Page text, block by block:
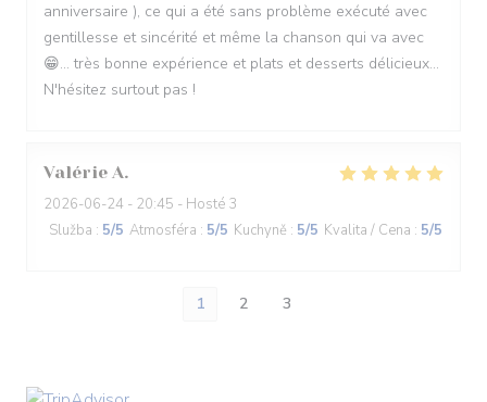
anniversaire ), ce qui a été sans problème exécuté avec
gentillesse et sincérité et même la chanson qui va avec
😁... très bonne expérience et plats et desserts délicieux...
N'hésitez surtout pas !
Valérie A
2026-06-24 - 20:45 - Hosté 3
Služba : 5/5 Atmosféra : 5/5 Kuchyně : 5/5 Kvalita / Cena : 5/5
1 2 3